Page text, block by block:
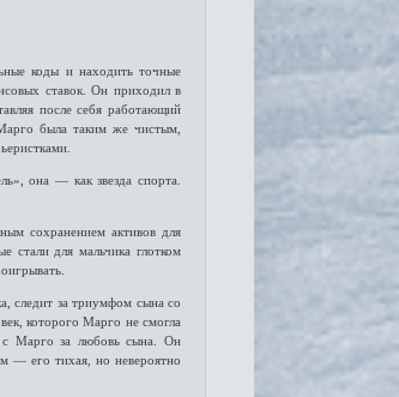
коды и находить точные
ставок. Он приходил в
после себя работающий
была таким же чистым,
она — как звезда спорта.
сохранением активов для
для мальчика глотком
следит за триумфом сына со
которого Марго не смогла
с Марго за любовь сына. Он
— его тихая, но невероятно